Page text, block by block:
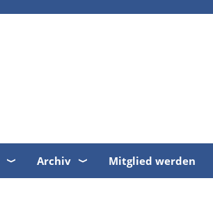
Archiv Mitglied werden